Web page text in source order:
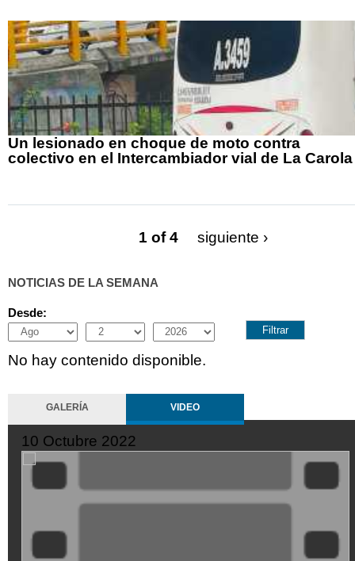
Un lesionado en choque de moto contra
colectivo en el Intercambiador vial de La Carola
1 of 4 siguiente ›
NOTICIAS DE LA SEMANA
Desde:
Month
Day Year
No hay contenido disponible.
GALERÍA VIDEO
10 Octubre 2022
XDGVyvJOFpI